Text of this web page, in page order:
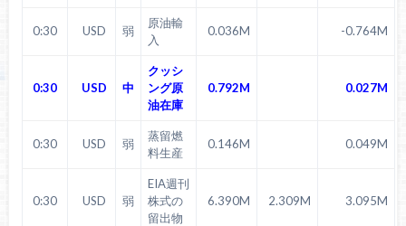
0:30 USD 弱
原油輸
入
0.036M -0.764M
0:30 USD 中
クッシ
ング原
油在庫
0.792M 0.027M
0:30 USD 弱
蒸留燃
料生産
0.146M 0.049M
0:30 USD 弱
EIA週刊
株式の
留出物
6.390M 2.309M 3.095M